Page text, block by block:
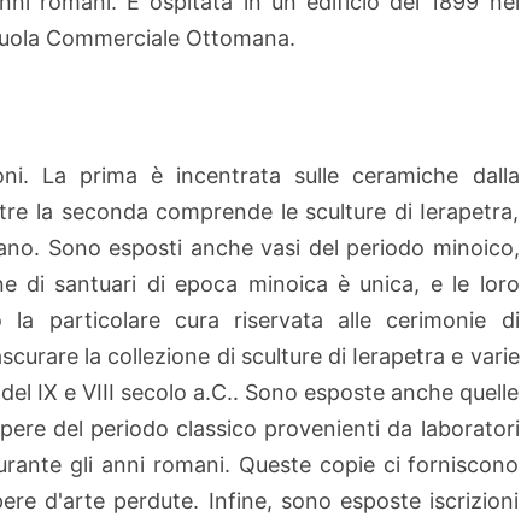
o
l
o
i
c
a
d
i
e
r
Commerciale Ottomana.
La prima è incentrata sulle ceramiche dalla
la seconda comprende le sculture di Ierapetra,
Sono esposti anche vasi del periodo minoico,
di santuari di epoca minoica è unica, e le loro
la particolare cura riservata alle cerimonie di
la collezione di sculture di Ierapetra e varie
IX e VIII secolo a.C.. Sono esposte anche quelle
del periodo classico provenienti da laboratori
gli anni romani. Queste copie ci forniscono
d'arte perdute. Infine, sono esposte iscrizioni